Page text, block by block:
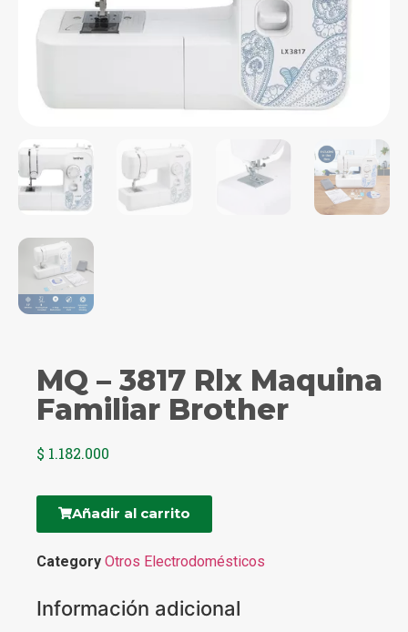
MQ – 3817 Rlx Maquina
Familiar Brother
$ 1.182.000
Añadir al carrito
Category Otros Electrodomésticos
Información adicional